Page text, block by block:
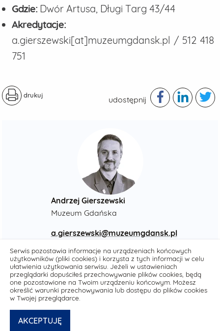
Serwis pozostawia informacje na urządzeniach końcowych
użytkowników (pliki cookies) i korzysta z tych informacji w celu
ułatwienia użytkowania serwisu. Jeżeli w ustawieniach
przeglądarki dopuściłeś przechowywanie plików cookies, będą
one pozostawione na Twoim urządzeniu końcowym. Możesz
określić warunki przechowywania lub dostępu do plików cookies
w Twojej przeglądarce.
AKCEPTUJĘ
Andrzej Gierszewski
Muzeum Gdańska
a.gierszewski@muzeumgdansk.pl
Gdzie: Dwór Artusa, Długi Targ 43/44
Akredytacje:
a.gierszewski[at]muzeumgdansk.pl / 512 418
751
drukuj udostępnij
Deklaracja dostępności media.muzeumgdansk.pl